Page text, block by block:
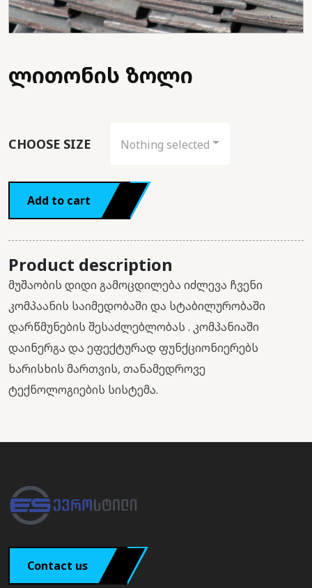
ლითონის ზოლი
CHOOSE SIZE Nothing selected
Add to cart
Product description
მუშაობის დიდი გამოცდილება იძლევა ჩვენი
კომპაანის საიმედობაში და სტაბილურობაში
დარწმუნების შესაძლებლობას . კომპანიაში
დაინერგა და ეფექტურად ფუნქციონიერებს
ხარისხის მართვის, თანამედროვე
ტექნოლოგიების სისტემა.
Contact us